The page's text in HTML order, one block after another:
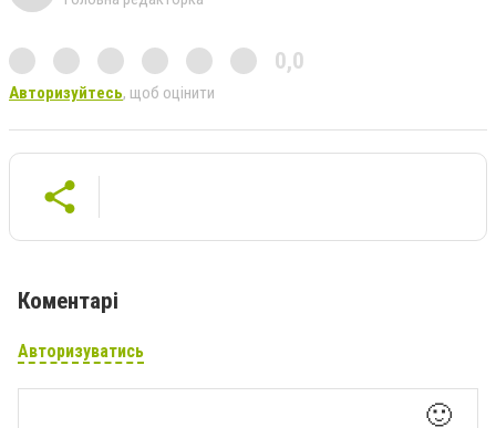
0,0
Авторизуйтесь, щоб оцінити
Коментарі
Авторизуватись
🙂